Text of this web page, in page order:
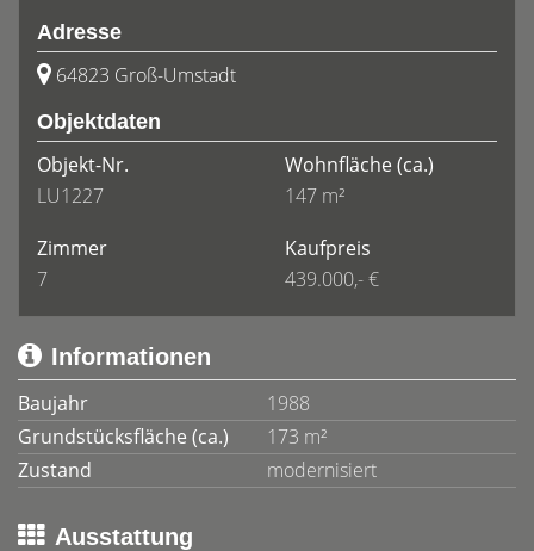
Adresse
64823 Groß-Umstadt
Objektdaten
Objekt-Nr.
LU1227
Wohnfläche(ca.)
147 m²
Zimmer
7
Kaufpreis
439.000,- €
Informationen
Baujahr
1988
Grundstücksfläche (ca.)
173 m²
Zustand
modernisiert
Ausstattung